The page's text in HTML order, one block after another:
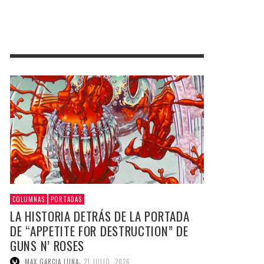
COLUMNAS PORTADAS
LA HISTORIA DETRÁS DE LA PORTADA
DE “APPETITE FOR DESTRUCTION” DE
GUNS N’ ROSES
MAX GARCIA LUNA, 21 JULIO, 2026